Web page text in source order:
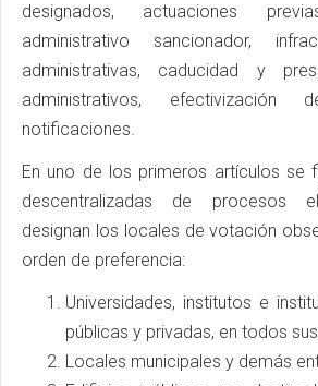
designados, actuaciones
administrativo sancionador,
administrativas, caducidad y
administrativos,
notificaciones.
En uno de los primeros artículos se
descentralizadas de procesos
designan los locales de votación
orden de preferencia:
Universidades, institutos e
públicas y privadas, en todos
Locales municipales y demás